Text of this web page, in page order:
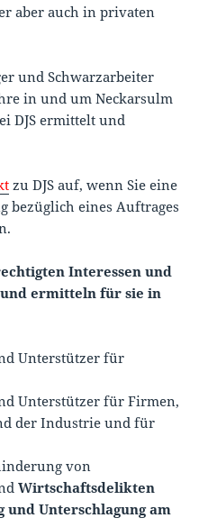
aber auch in privaten
und Schwarzarbeiter
in und um Neckarsulm
DJS ermittelt und
zu DJS auf, wenn Sie eine
bezüglich eines Auftrages
Interessen und
ermitteln für sie in
Unterstützer für
Unterstützer für Firmen,
der Industrie und für
von
Wirtschaftsdelikten
und Unterschlagung am